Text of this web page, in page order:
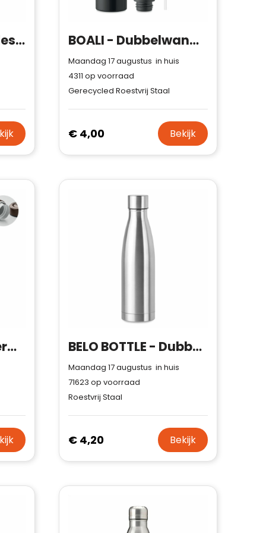
CHAN - Thermosfles 500 ml BOALI - Dubbelwandige fles 700 ml
Maandag 17 augustus in huis
4311 op voorraad
Gerecycled Roestvrij Staal
€ 4,00 Bekijk
NUNAVUT - Fles keramische coating 420ml BELO BOTTLE - Dubbelwandige drinkfles 500 ml
Maandag 17 augustus in huis
71623 op voorraad
Roestvrij Staal
€ 4,20 Bekijk